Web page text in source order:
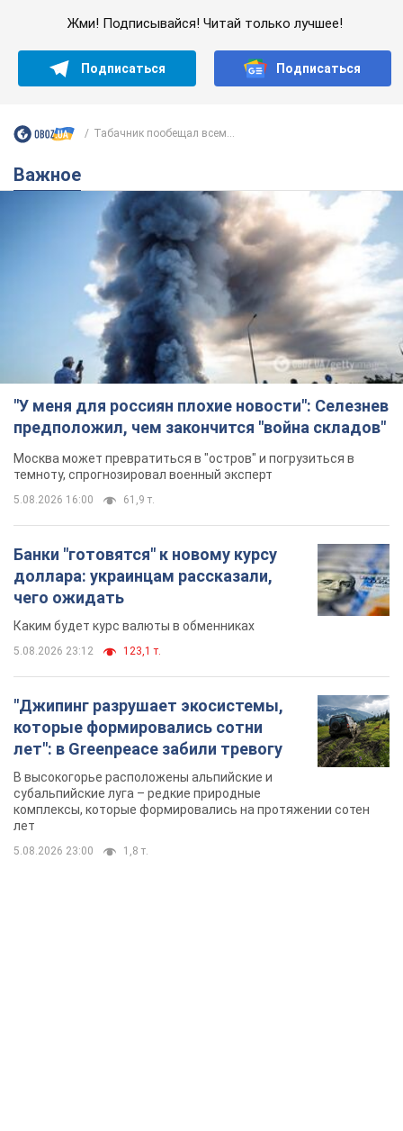
Жми! Подписывайся! Читай только лучшее!
Подписаться Подписаться
Табачник пообещал всем...
Важное
"У меня для россиян плохие новости": Селезнев
предположил, чем закончится "война складов"
Москва может превратиться в "остров" и погрузиться в
темноту, спрогнозировал военный эксперт
5.08.2026 16:00 61,9 т.
Банки "готовятся" к новому курсу
доллара: украинцам рассказали,
чего ожидать
Каким будет курс валюты в обменниках
5.08.2026 23:12 123,1 т.
"Джипинг разрушает экосистемы,
которые формировались сотни
лет": в Greenpeace забили тревогу
В высокогорье расположены альпийские и
субальпийские луга – редкие природные
комплексы, которые формировались на протяжении сотен
лет
5.08.2026 23:00 1,8 т.